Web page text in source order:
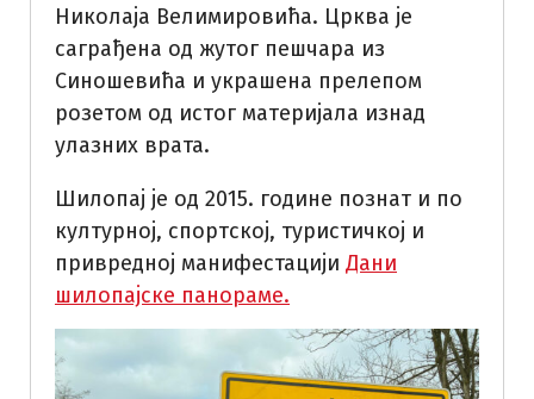
Николаја Велимировића. Црква је
саграђена од жутог пешчара из
Синошевића и украшена прелепом
розетом од истог материјала изнад
улазних врата.
Шилопај је од 2015. године познат и по
културној, спортској, туристичкој и
привредној манифестацији Дани
шилопајске панораме.